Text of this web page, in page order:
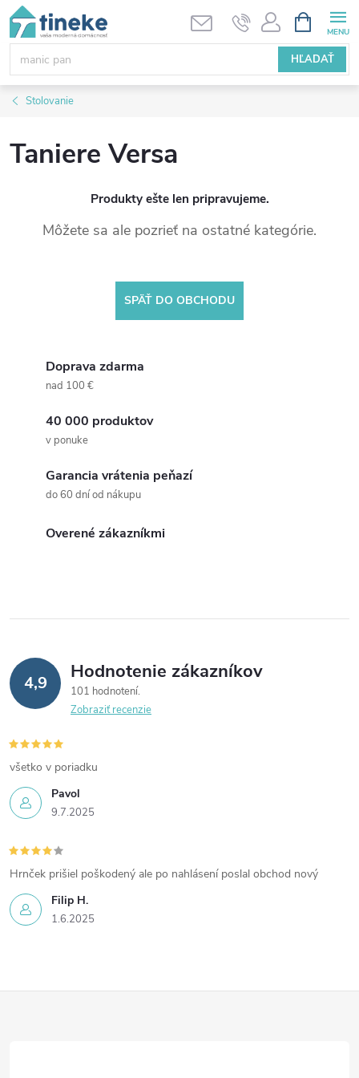
Prejsť
obsah
HĽADAŤ
KOŠÍK
Stolovanie
Taniere Versa
Produkty ešte len pripravujeme.
Môžete sa ale pozrieť na ostatné kategórie.
SPÄŤ DO OBCHODU
Doprava zdarma
nad 100 €
40 000 produktov
v ponuke
Garancia vrátenia peňazí
do 60 dní od nákupu
Overené zákazníkmi
4,9 Hodnotenie zákazníkov
101 hodnotení
Zobraziť recenzie
Pavol
9.7.2025
všetko v poriadku
Filip H.
1.6.2025
Hrnček prišiel poškodený ale po nahlásení poslal obchod nový